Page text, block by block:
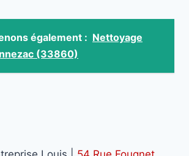
également : Nettoyage
(33860)